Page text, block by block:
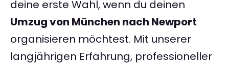
deine erste Wahl, wenn du deinen
Umzug von München nach Newport
organisieren möchtest. Mit unserer
langjährigen Erfahrung, professioneller